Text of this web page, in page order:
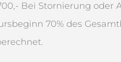
Bei Stornierung
70% des